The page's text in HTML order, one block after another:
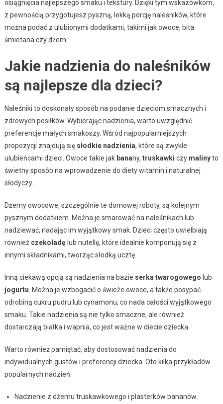
osiągnięcia najlepszego smaku i tekstury. Dzięki tym wskazówkom,
z pewnością przygotujesz pyszną, lekką porcję naleśników, które
można podać z ulubionymi dodatkami, takimi jak owoce, bita
śmietana czy dżem.
Jakie nadzienia do naleśników
są najlepsze dla dzieci?
Naleśniki to doskonały sposób na podanie dzieciom smacznych i
zdrowych posiłków. Wybierając nadzienia, warto uwzględnić
preferencje małych smakoszy. Wśród najpopularniejszych
propozycji znajdują się słodkie nadzienia, które są zwykle
ulubieńcami dzieci. Owoce takie jak banany, truskawki czy malinyto
świetny sposób na wprowadzenie do diety witamin i naturalnej
słodyczy.
Dżemy owocowe, szczególnie te domowej roboty, są kolejnym
pysznym dodatkiem. Można je smarować na naleśnikach lub
nadziewać, nadając im wyjątkowy smak. Dzieci często uwielbiają
również czekoladęlub nutellę, które idealnie komponują się z
innymi składnikami, tworząc słodką ucztę.
Inną ciekawą opcją są nadzienia na bazie serka twarogowego lub
jogurtu . Można je wzbogacić o świeże owoce, a także posypać
odrobiną cukru pudru lub cynamonu, co nada całości wyjątkowego
smaku. Takie nadzienia są nie tylko smaczne, ale również
dostarczają białka i wapnia, co jest ważne w diecie dziecka.
Warto również pamiętać, aby dostosować nadzienia do
indywidualnych gustów i preferencji dziecka. Oto kilka przykładów
popularnych nadzień:
Nadzienie z dżemu truskawkowego i plasterków bananów.